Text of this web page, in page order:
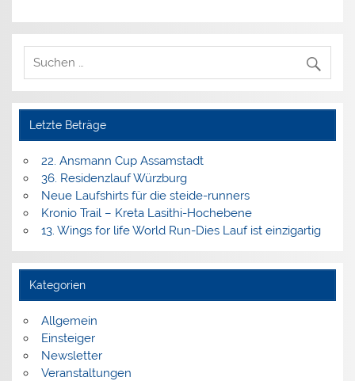
Letzte Beträge
22. Ansmann Cup Assamstadt
36. Residenzlauf Würzburg
Neue Laufshirts für die steide-runners
Kronio Trail – Kreta Lasithi-Hochebene
13. Wings for life World Run-Dies Lauf ist einzigartig
Kategorien
Allgemein
Einsteiger
Newsletter
Veranstaltungen